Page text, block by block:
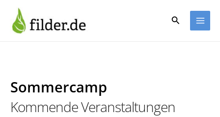
Inhalt
springen
Suchen
Sommercamp
Kommende Veranstaltungen